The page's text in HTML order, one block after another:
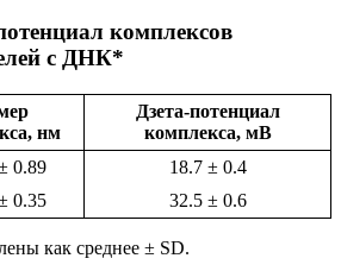
комплексов
с ДНК*
нм
Дзета-потенциал
комплекса, мВ
0.89
18.7 ± 0.4
0.35 32.5 ± 0.6
как среднее ± SD.